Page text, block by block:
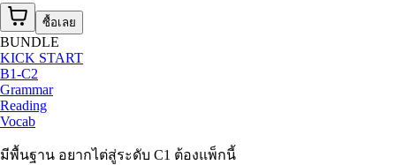
ซื้อเลย
BUNDLE
KICK START
B1-C2
Grammar
Reading
Vocab
มีพื้นฐาน อยากไต่สู่ระดับ C1 ต้องแพ็กนี้